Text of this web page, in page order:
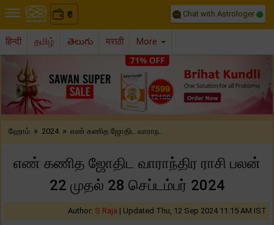
₹
0 Chat with Astrologer
हिन्दी தமிழ் తెలుగు मराठी More
Previous
ஹோம் » 2024 » எண் கணித ஜோதிட வாராந..
எண் கணித ஜோதிட வாராந்திர ராசி பலன்
22 முதல் 28 செப்டம்பர் 2024
Author: S Raja | Updated Thu, 12 Sep 2024 11:15 AM IST